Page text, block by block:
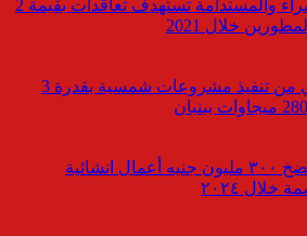
“ES” للمبانى الخضراء والمستدامة تستهدف تعاقدات بقيمة 2
خلال 2021
Olptechegypt تنتهي من تنفيذ مشروعات شمسية بقدرة 3
” SAK ” للتطوير تضخ ٣٠٠ مليون جنيه أعمال انشائية
٢٠٢٤